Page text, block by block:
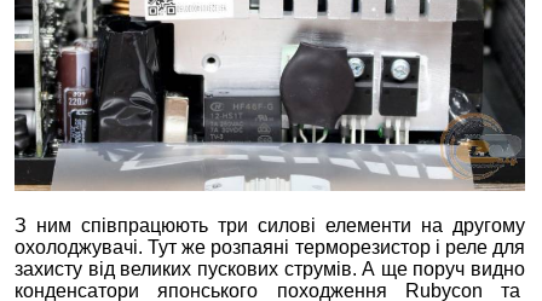
З ним співпрацюють три силові елементи на другому
охолоджувачі. Тут же розпаяні терморезистор і реле для
захисту від великих пускових струмів. А ще поруч видно
конденсатори японського походження Rubycon та